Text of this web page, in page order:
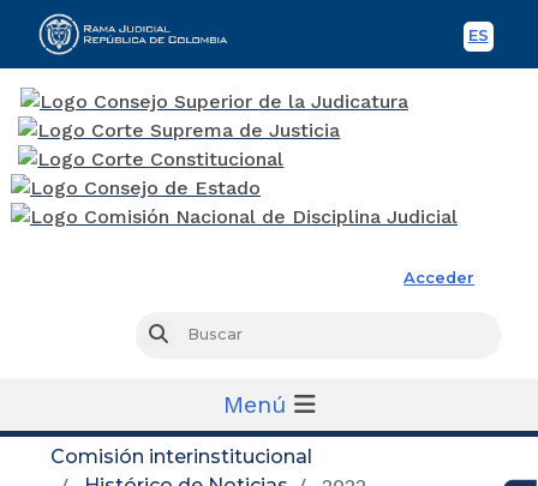
ES
Acceder
Buscar
Menú
Comisión interinstitucional